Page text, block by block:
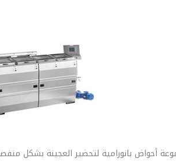
أحواض بانورامية لتحضير العجينة بشكل